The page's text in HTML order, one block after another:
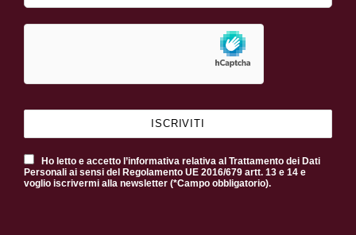
Ho letto e accetto l’informativa relativa al Trattamento dei Dati
Personali ai sensi del Regolamento UE 2016/679 artt. 13 e 14 e
voglio iscrivermi alla newsletter (*Campo obbligatorio).